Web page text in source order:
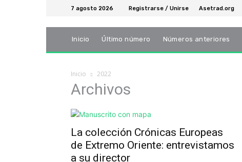
7 agosto 2026 Registrarse / Unirse Asetrad.org
Inicio Último número Números anteriores
Inicio 2022
Archivos
La colección Crónicas Europeas
de Extremo Oriente: entrevistamos
a su director